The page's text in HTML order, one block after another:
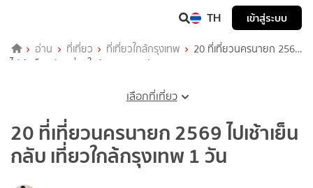
TH เข้าสู่ระบบ
อ่าน ที่เที่ยว ที่เที่ยวใกล้กรุงเทพ
20 ที่เที่ยวนครนายก 2569
ไปเช้าเย็นกลับ เที่ยวใกล้กรุงเทพ 1 วัน
เลือกที่เที่ยว
20 ที่เที่ยวนครนายก 2569 ไปเช้าเย็น
กลับ เที่ยวใกล้กรุงเทพ 1 วัน